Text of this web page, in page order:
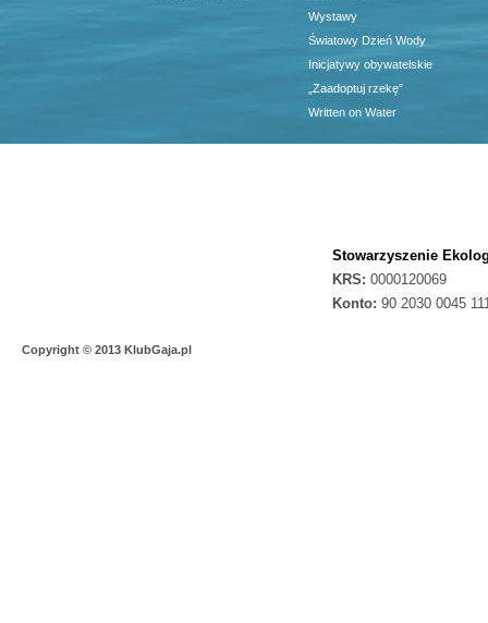
Wystawy
Światowy Dzień Wody
Inicjatywy obywatelskie
„Zaadoptuj rzekę”
Written on Water
Stowarzyszenie
KRS: 0000120069
Konto: 90 2030 0045
Copyright © 2013 KlubGaja.pl